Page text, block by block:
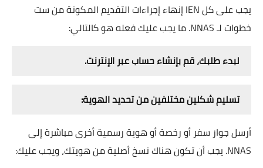
يجب على كل IEN إنهاء إجراءات التقديم المكونة من ست
خطوات لـ NNAS. ما يجب عليك فعله هو كالتالي:
لبدء طلبك، قم بإنشاء حساب عبر الإنترنت.
تسليم شكلين مختلفين من تحديد الهوية:
أرسل جواز سفر أو رخصة أو هوية رسمية أخرى مباشرة إلى
NNAS. يجب أن تكون هناك نسخ أصلية من هويتك، ويجب عليك: